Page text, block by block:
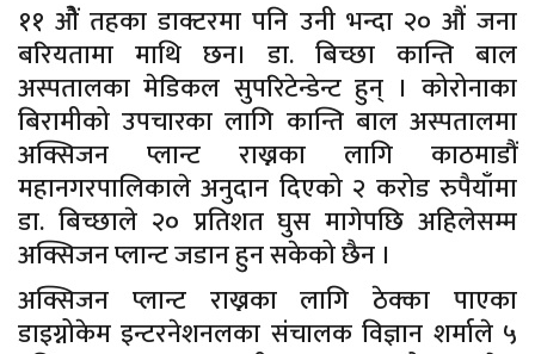
११ ओैं तहका डाक्टरमा पनि उनी भन्दा २० औं जना
बरियतामा माथि छन। डा. बिच्छा कान्ति बाल
अस्पतालका मेडिकल सुपरिटेन्डेन्ट हुन् । कोरोनाका
बिरामीको उपचारका लागि कान्ति बाल अस्पतालमा
अक्सिजन प्लान्ट राख्नका लागि काठमाडौं
महानगरपालिकाले अनुदान दिएको २ करोड रुपैयाँमा
डा. बिच्छाले २० प्रतिशत घुस मागेपछि अहिलेसम्म
अक्सिजन प्लान्ट जडान हुन सकेको छैन ।
अक्सिजन प्लान्ट राख्नका लागि ठेक्का पाएका
डाइग्नोकेम इन्टरनेशनलका संचालक विज्ञान शर्माले ५